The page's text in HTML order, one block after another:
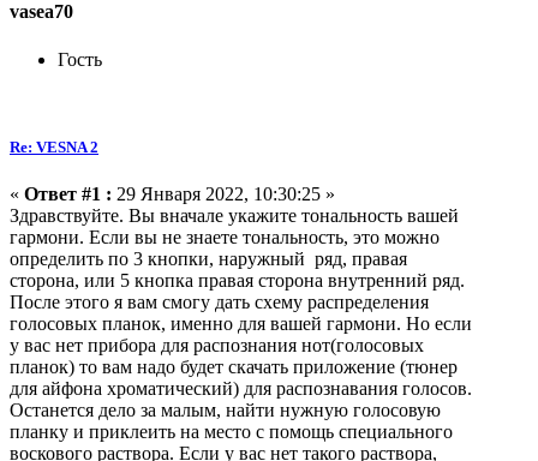
vasea70
Гость
Re: VESNA 2
« Ответ #1 : 29 Января 2022, 10:30:25 »
Здравствуйте. Вы вначале укажите тональность вашей
гармони. Если вы не знаете тональность, это можно
определить по 3 кнопки, наружный ряд, правая
сторона, или 5 кнопка правая сторона внутренний ряд.
После этого я вам смогу дать схему распределения
голосовых планок, именно для вашей гармони. Но если
у вас нет прибора для распознания нот(голосовых
планок) то вам надо будет скачать приложение (тюнер
для айфона хроматический) для распознавания голосов.
Останется дело за малым, найти нужную голосовую
планку и приклеить на место с помощь специального
воскового раствора. Если у вас нет такого раствора,